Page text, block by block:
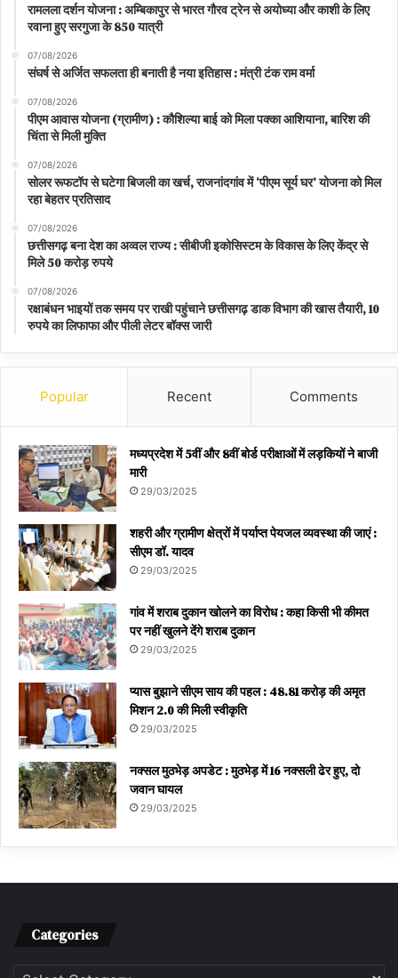
रामलला दर्शन योजना : अम्बिकापुर से भारत गौरव ट्रेन से अयोध्या और काशी के लिए
रवाना हुए सरगुजा के 850 यात्री
07/08/2026
संघर्ष से अर्जित सफलता ही बनाती है नया इतिहास : मंत्री टंक राम वर्मा
07/08/2026
पीएम आवास योजना (ग्रामीण) : कौशिल्या बाई को मिला पक्का आशियाना, बारिश की
चिंता से मिली मुक्ति
07/08/2026
सोलर रूफटॉप से घटेगा बिजली का खर्च, राजनांदगांव में ‘पीएम सूर्य घर’ योजना को मिल
रहा बेहतर प्रतिसाद
07/08/2026
छत्तीसगढ़ बना देश का अव्वल राज्य : सीबीजी इकोसिस्टम के विकास के लिए केंद्र से
मिले 50 करोड़ रुपये
07/08/2026
रक्षाबंधन भाइयों तक समय पर राखी पहुंचाने छत्तीसगढ़ डाक विभाग की खास तैयारी, 10
रुपये का लिफाफा और पीली लेटर बॉक्स जारी
Popular Recent Comments
मध्यप्रदेश में 5वीं और 8वीं बोर्ड परीक्षाओं में लड़कियों ने बाजी
मारी
29/03/2025
शहरी और ग्रामीण क्षेत्रों में पर्याप्त पेयजल व्यवस्था की जाएं :
सीएम डॉ. यादव
29/03/2025
गांव में शराब दुकान खोलने का विरोध : कहा किसी भी कीमत
पर नहीं खुलने देंगे शराब दुकान
29/03/2025
प्यास बुझाने सीएम साय की पहल : 48.81 करोड़ की अमृत
मिशन 2.0 की मिली स्वीकृति
29/03/2025
नक्सल मुठभेड़ अपडेट : मुठभेड़ में 16 नक्सली ढेर हुए, दो
जवान घायल
29/03/2025
Categories
Categories